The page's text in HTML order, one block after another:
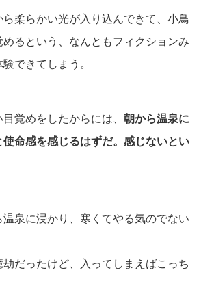
柔らかい光が入り込んできて、小鳥
るという、なんともフィクションみ
できてしまう。
覚めをしたからには、 朝から温泉に
命感を感じるはずだ。感じないとい
泉に浸かり、寒くてやる気のでない
だったけど、入ってしまえばこっち